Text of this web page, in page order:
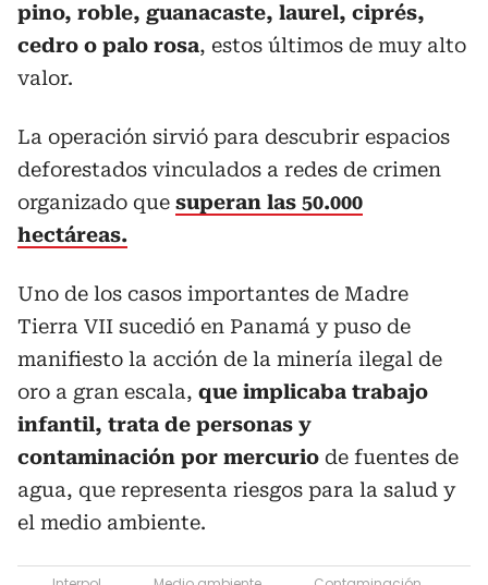
pino, roble, guanacaste, laurel, ciprés,
cedro o palo rosa, estos últimos de muy alto
valor.
La operación sirvió para descubrir espacios
deforestados vinculados a redes de crimen
organizado que superan las 50.000
hectáreas.
Uno de los casos importantes de Madre
Tierra VII sucedió en Panamá y puso de
manifiesto la acción de la minería ilegal de
oro a gran escala, que implicaba trabajo
infantil, trata de personas y
contaminación por mercurio de fuentes de
agua, que representa riesgos para la salud y
el medio ambiente.